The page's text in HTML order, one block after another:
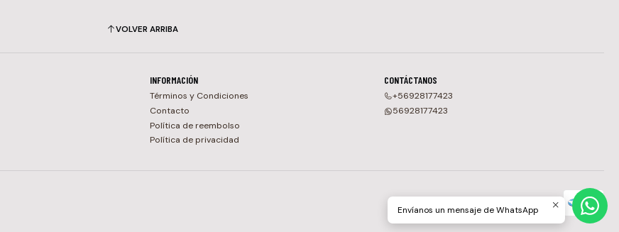
VOLVER ARRIBA
INFORMACIÓN
Términos y Condiciones
Contacto
Política de reembolso
Política de privacidad
CONTÁCTANOS
+56928177423
56928177423
Envíanos un mensaje de WhatsApp